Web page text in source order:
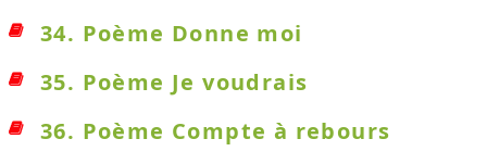
34. Poème Donne moi
35. Poème Je voudrais
36. Poème Compte à rebours